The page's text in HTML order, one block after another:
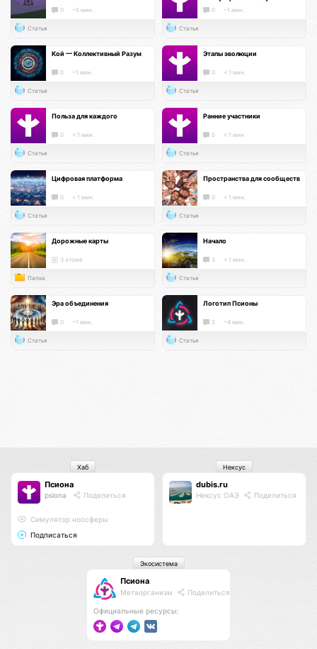
0 ~5 мин.
Статья
0 ~1 мин.
Статья
Кой — Коллективный Разум
0 ~1 мин.
Статья
Этапы эволюции
0 < 1 мин.
Статья
Польза для каждого
0 < 1 мин.
Статья
Ранние участники
0 < 1 мин.
Статья
Цифровая платформа
0 < 1 мин.
Статья
Пространства для сообществ
0 < 1 мин.
Статья
Дорожные карты
3 атома
Папка
Начало
3 < 1 мин.
Статья
Эра объединения
0 ~1 мин.
Статья
Логотип Псионы
2 ~4 мин.
Статья
Псиона
psiona Поделиться
Cимулятор ноосферы
Подписаться
Хаб
dubis.ru
Нексус ОАЭ Поделиться
Нексус
Псиона
Метаорганизм Поделиться
Официальные ресурсы:
Экосистема